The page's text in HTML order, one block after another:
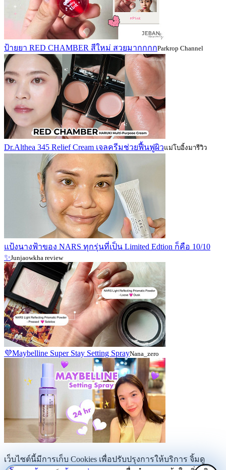
ป้ายยา RED CHAMBER สีใหม่ สวยมากกกกParkrop Channel
Dr.Althea 345 Relief Cream เจลครีมช่วยฟื้นฟูผิวแม่โบอิ้งมารีวิว
แป้งนางฟ้าของ NARS ทุกรุ่นที่เป็น Limited Edtion ก็คือ 10/10
✨Junjaowkha review
💜Maybelline Super Stay Setting SprayNana_zero
เว็บไซต์นี้มีการเก็บ Cookies เพื่อปรับปรุงการให้บริการ จิ้มดู